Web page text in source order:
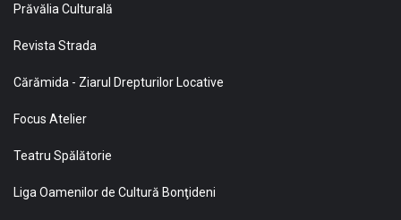
Prăvălia Culturală
Revista Strada
Cărămida - Ziarul Drepturilor Locative
Focus Atelier
Teatru Spălătorie
Liga Oamenilor de Cultură Bonţideni